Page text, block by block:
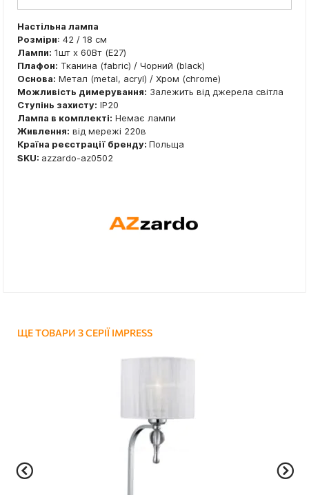
Настільна лампа
Розміри: 42 / 18 см
Лампи: 1шт x 60Вт (E27)
Плафон: Тканина (fabric) / Чорний (black)
Основа: Метал (metal, acryl) / Хром (chrome)
Можливість димерування: Залежить від джерела світла
Ступінь захисту: IP20
Лампа в комплекті: Немає лампи
Живлення: від мережі 220в
Країна реєстрації бренду: Польща
SKU: azzardo-az0502
ЩЕ ТОВАРИ З СЕРІЇ IMPRESS